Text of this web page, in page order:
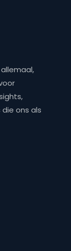
ons als